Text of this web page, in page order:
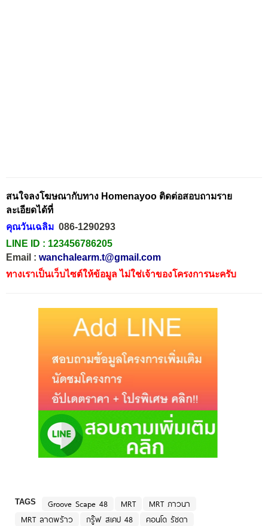
สนใจลงโฆษณากับทาง Homenayoo ติดต่อสอบถามราย
ละเอียดได้ที่
คุณวันเฉลิม 086-1290293
LINE ID : 123456786205
Email : wanchalearm.t@gmail.com
ทางเราเป็นเว็บไซต์ให้ข้อมูล ไม่ใช่เจ้าของโครงการนะครับ
TAGS Groove Scape 48 MRT
MRT ภาวนา
MRT ลาดพร้าว
กรู๊ฟ สเคป 48
คอนโด รัชดา